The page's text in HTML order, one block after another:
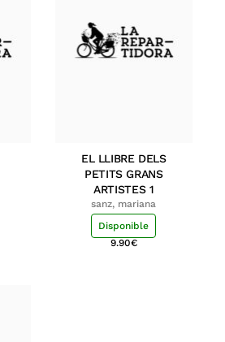
EL LLIBRE DELS
PETITS GRANS
ARTISTES 1
sanz, mariana
Disponible
9.90€